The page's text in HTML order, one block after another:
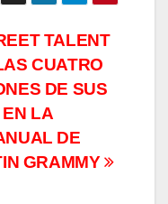
TALENT
CUATRO
DE SUS
LA
DE
GRAMMY